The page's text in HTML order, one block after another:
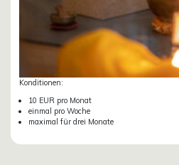
Konditionen:
10 EUR pro Monat
einmal pro Woche
maximal für drei Monate